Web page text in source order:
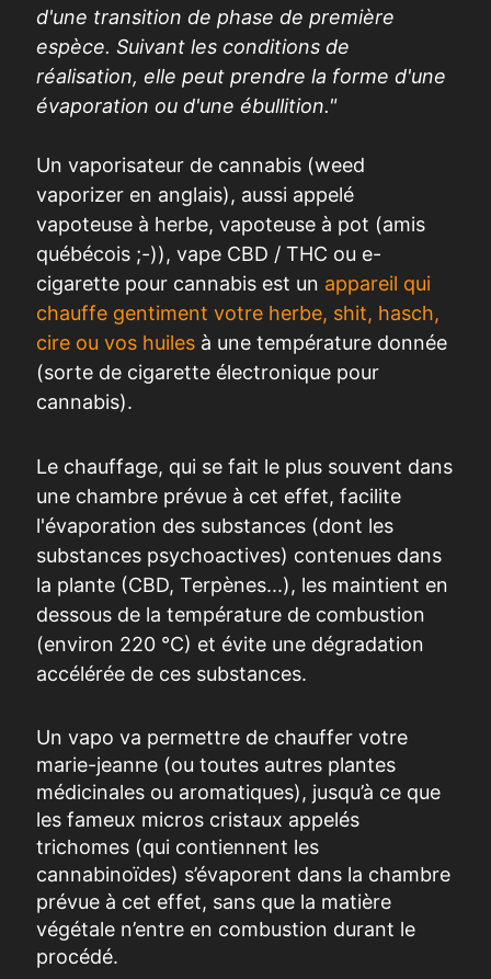
d'une transition de phase de première
espèce. Suivant les conditions de
réalisation, elle peut prendre la forme d'une
évaporation ou d'une ébullition."
Un vaporisateur de cannabis (weed
vaporizer en anglais), aussi appelé
vapoteuse à herbe, vapoteuse à pot (amis
québécois ;-)), vape CBD / THC ou e-
cigarette pour cannabis est un appareil qui
chauffe gentiment votre herbe, shit, hasch,
cire ou vos huiles à une température donnée
(sorte de cigarette électronique pour
cannabis).
Le chauffage, qui se fait le plus souvent dans
une chambre prévue à cet effet, facilite
l'évaporation des substances (dont les
substances psychoactives) contenues dans
la plante (CBD, Terpènes...), les maintient en
dessous de la température de combustion
(environ 220 °C) et évite une dégradation
accélérée de ces substances.
Un vapo va permettre de chauffer votre
marie-jeanne (ou toutes autres plantes
médicinales ou aromatiques), jusqu’à ce que
les fameux micros cristaux appelés
trichomes (qui contiennent les
cannabinoïdes) s’évaporent dans la chambre
prévue à cet effet, sans que la matière
végétale n’entre en combustion durant le
procédé.